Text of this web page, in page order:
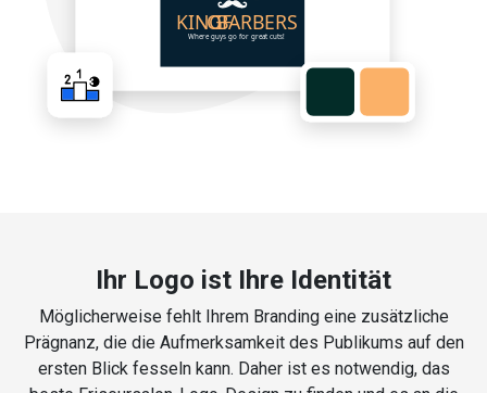
Ihr Logo ist Ihre Identität
Möglicherweise fehlt Ihrem Branding eine zusätzliche
Prägnanz, die die Aufmerksamkeit des Publikums auf den
ersten Blick fesseln kann. Daher ist es notwendig, das